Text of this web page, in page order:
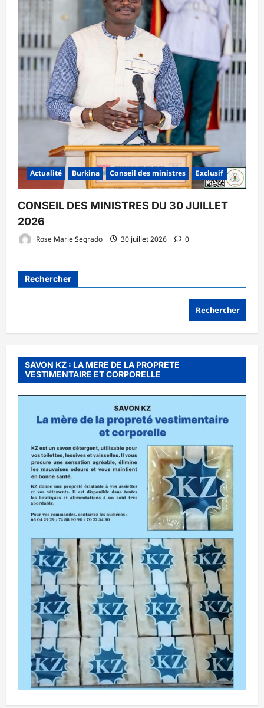
Actualité Burkina Conseil des ministres Exclusif
CONSEIL DES MINISTRES DU 30 JUILLET
2026
Rose Marie Segrado 30 juillet 2026 0
Rechercher
Rechercher
SAVON KZ : LA MERE DE LA PROPRETE
VESTIMENTAIRE ET CORPORELLE